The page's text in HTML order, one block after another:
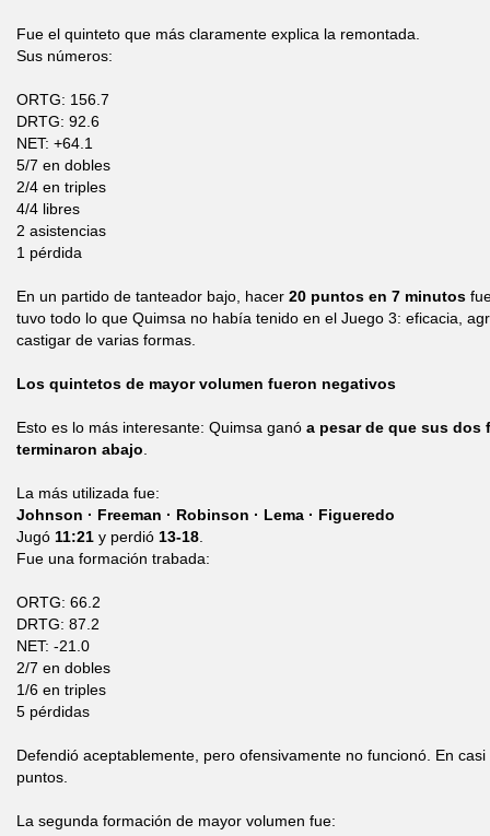
Fue el quinteto que más claramente explica la remontada.
Sus números:
ORTG: 156.7
DRTG: 92.6
NET: +64.1
5/7 en dobles
2/4 en triples
4/4 libres
2 asistencias
1 pérdida
En un partido de tanteador bajo, hacer 20 puntos en 7 minutos
tuvo todo lo que Quimsa no había tenido en el Juego 3: eficacia,
castigar de varias formas.
Los quintetos de mayor volumen fueron negativos
Esto es lo más interesante: Quimsa ganó a pesar de que sus dos
terminaron abajo
La más utilizada fue:
Johnson · Freeman · Robinson · Lema · Figueredo
Jugó 11:21 y perdió 13-18
Fue una formación trabada:
ORTG: 66.2
DRTG: 87.2
NET: -21.0
2/7 en dobles
1/6 en triples
5 pérdidas
Defendió aceptablemente, pero ofensivamente no funcionó. En
puntos.
La segunda formación de mayor volumen fue: